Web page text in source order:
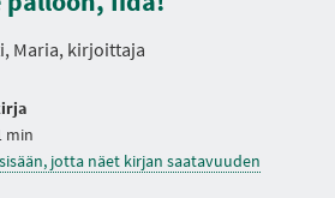
Maria, kirjoittaja
min
jotta näet kirjan saatavuuden